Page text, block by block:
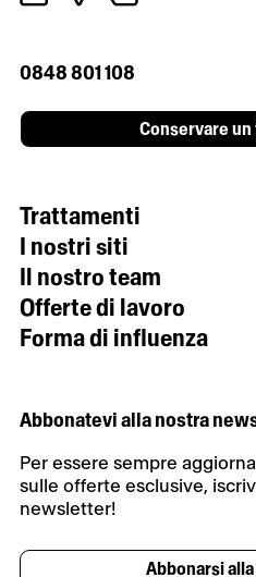
0848 801 108
Conservare
Trattamenti
I nostri siti
Il nostro team
Offerte di lavoro
Forma di influenza
Abbonatevi alla nostra
Per essere sempre
sulle offerte esclusive,
newsletter!
Abbonarsi